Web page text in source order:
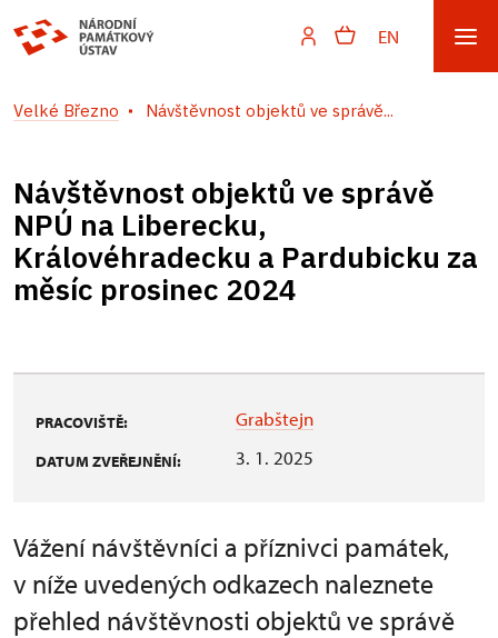
EN
Velké Březno Návštěvnost objektů ve správě...
Návštěvnost objektů ve správě
NPÚ na Liberecku,
Královéhradecku a Pardubicku za
měsíc prosinec 2024
PRACOVIŠTĚ: Grabštejn
DATUM ZVEŘEJNĚNÍ: 3. 1. 2025
Vážení návštěvníci a příznivci památek,
v níže uvedených odkazech naleznete
přehled návštěvnosti objektů ve správě